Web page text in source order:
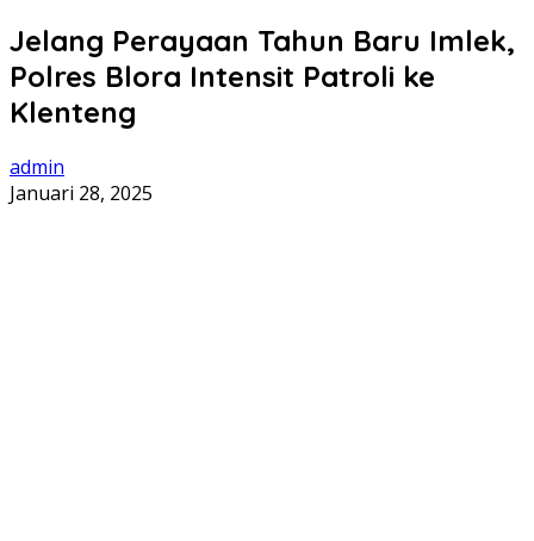
Jelang Perayaan Tahun Baru Imlek,
Polres Blora Intensit Patroli ke
Klenteng
admin
Januari 28, 2025